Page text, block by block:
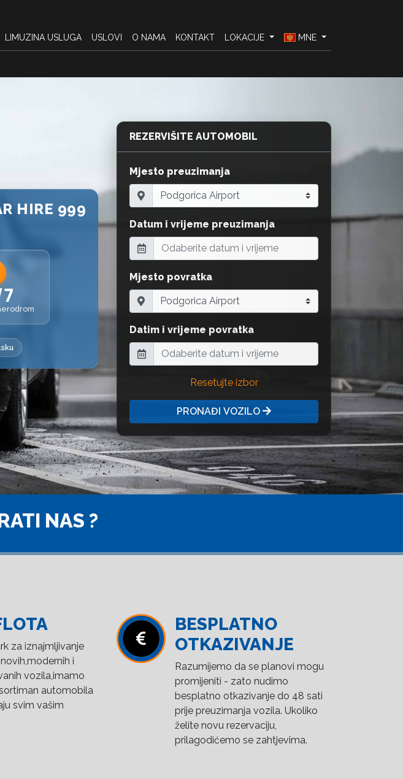
LIMUZINA USLUGA USLOVI O NAMA KONTAKT LOKACIJE MNE
HIRE 999
REZERVIŠITE AUTOMOBIL
Mjesto preuzimanja
Datum i vrijeme preuzimanja
Mjesto povratka
Datim i vrijeme povratka
Resetujte izbor
PRONAĐI VOZILO
NAS ?
za iznajmljivanje
i
vozila,imamo
automobila
svim vašim
BESPLATNO
OTKAZIVANJE
Razumijemo da se planovi mogu
promijeniti - zato nudimo
besplatno otkazivanje do 48 sati
prije preuzimanja vozila. Ukoliko
želite novu rezervaciju,
prilagodićemo se zahtjevima.